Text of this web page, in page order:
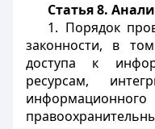
Статья 8.
1. Порядок
законности, в
доступа к
ресурсам,